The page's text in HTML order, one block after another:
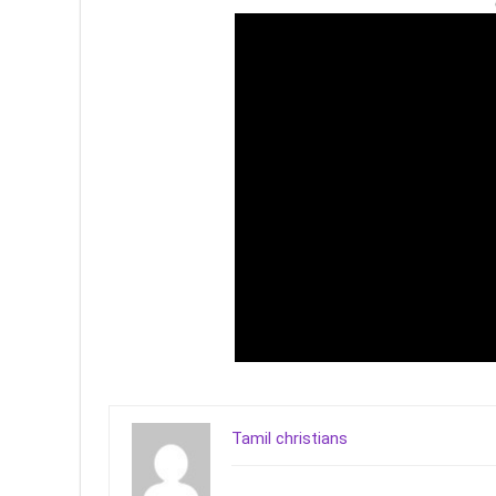
Tamil christians